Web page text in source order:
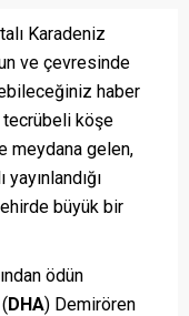
Karadeniz
ve çevresinde
haber
köşe
meydana gelen,
büyük bir
ödün
DHA) Demirören